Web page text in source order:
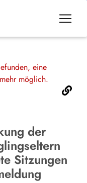
eine
möglich.
der
Sitzungen